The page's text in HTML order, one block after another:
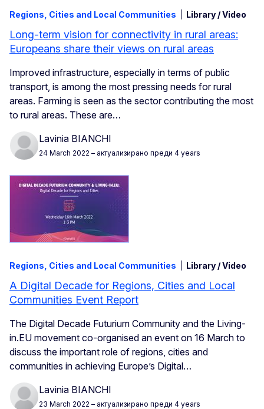
Regions, Cities and Local Communities Library / Video
Long-term vision for connectivity in rural areas:
Europeans share their views on rural areas
Improved infrastructure, especially in terms of public
transport, is among the most pressing needs for rural
areas. Farming is seen as the sector contributing the most
to rural areas. These are…
Lavinia BIANCHI
24 March 2022 – актуализирано преди 4 years
Regions, Cities and Local Communities Library / Video
A Digital Decade for Regions, Cities and Local
Communities Event Report
The Digital Decade Futurium Community and the Living-
in.EU movement co-organised an event on 16 March to
discuss the important role of regions, cities and
communities in achieving Europe’s Digital…
Lavinia BIANCHI
23 March 2022 – актуализирано преди 4 years